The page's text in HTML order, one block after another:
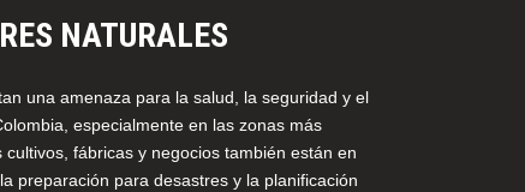
NATURALES
una amenaza para la salud, la seguridad y el
especialmente en las zonas más
fábricas y negocios también están en
preparación para desastres y la planificación